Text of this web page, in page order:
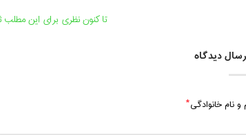
تا کنون نظری برای این
دیدگاه
و نام خانوادگی